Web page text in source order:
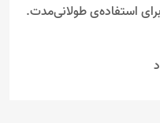
استفاده‌ی طولانی‌مدت.